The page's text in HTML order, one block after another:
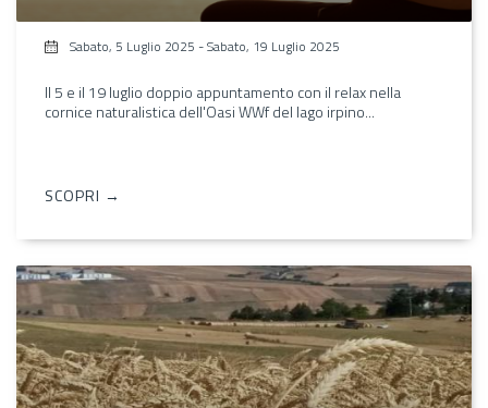
Sabato, 5 Luglio 2025 -Sabato, 19 Luglio 2025
Il 5 e il 19 luglio doppio appuntamento con il relax nella
cornice naturalistica dell'Oasi WWf del lago irpino...
SCOPRI →